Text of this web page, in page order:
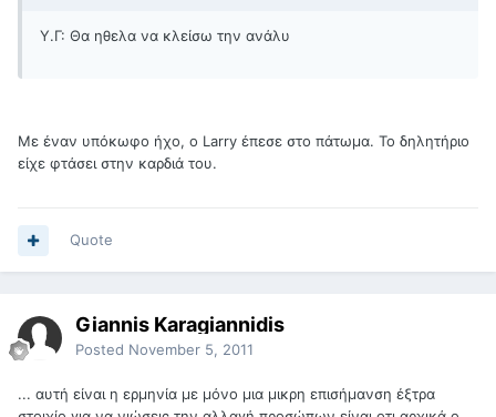
Υ.Γ: Θα ηθελα να κλείσω την ανάλυ
Με έναν υπόκωφο ήχο, ο Larry έπεσε στο πάτωμα. Το δηλητήριο
είχε φτάσει στην καρδιά του.
Quote
Giannis Karagiannidis
Posted November 5, 2011
... αυτή είναι η ερμηνία με μόνο μια μικρη επισήμανση έξτρα